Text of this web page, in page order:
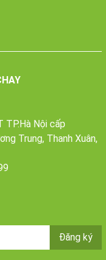
TP.Hà Nội cấp
Trung, Thanh Xuân,
Đăng ký